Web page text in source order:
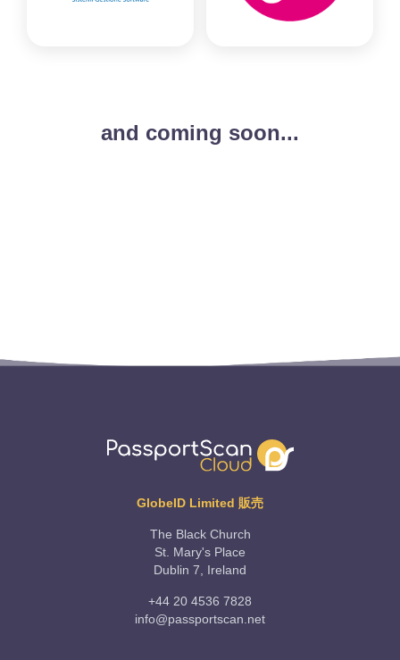
and coming soon...
GlobeID Limited 販売
The Black Church
St. Mary's Place
Dublin 7, Ireland
+44 20 4536 7828
info@passportscan.net